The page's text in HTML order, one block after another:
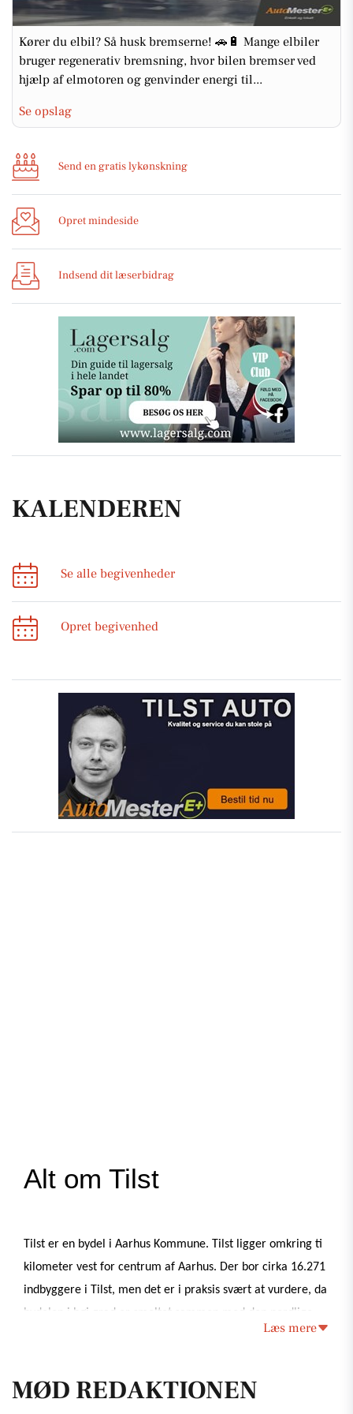
Kører du elbil? Så husk bremserne! 🚗🔋 Mange elbiler
bruger regenerativ bremsning, hvor bilen bremser ved
hjælp af elmotoren og genvinder energi til...
Se opslag
Send en gratis lykønskning
Opret mindeside
Indsend dit læserbidrag
KALENDEREN
Se alle begivenheder
Opret begivenhed
Alt om Tilst
Tilst er en bydel i Aarhus Kommune. Tilst ligger omkring ti
kilometer vest for centrum af Aarhus. Der bor cirka 16.271
indbyggere i Tilst, men det er i praksis svært at vurdere, da
bydelen i høj grad er smeltet sammen med den nordlige
del af Brabrand, og derfor fremstår som en integreret del
Læs mere
MØD REDAKTIONEN